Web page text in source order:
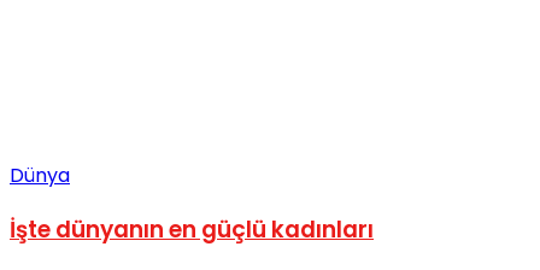
Dünya
İşte dünyanın en güçlü kadınları